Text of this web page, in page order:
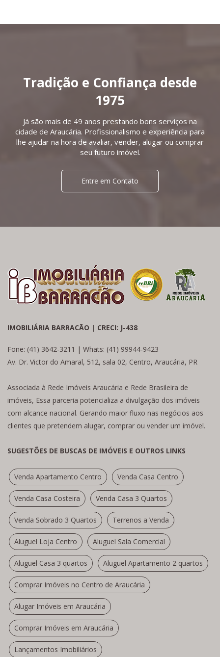
Tradição e Confiança desde
1975
Já são mais de 49 anos prestando bons serviços na
cidade de Araucária. Profissionalismo e experiência para
lhe ajudar na hora de avaliar, vender, alugar ou comprar
seu futuro imóvel.
Entre em Contato
IMOBILIÁRIA BARRACÃO | CRECI: J-438
Fone: (41) 3642-3211 | Whats: (41) 99944-9423
Av. Dr. Victor do Amaral, 512, sala 02, Centro, Araucária, PR
Associada à Rede Imóveis Araucária e Rede Brasileira de
imóveis, Essa parceria potencializa a divulgação dos imóveis
com alcance nacional. Gerando maior fluxo nas negócios aos
clientes que pretendem alugar, comprar ou vender um imóvel.
SUGESTÕES DE BUSCAS DE IMÓVEIS E OUTROS LINKS
Venda Apartamento Centro Venda Casa Centro
Venda Casa Costeira Venda Casa 3 Quartos
Venda Sobrado 3 Quartos Terrenos a Venda
Aluguel Loja Centro Aluguel Sala Comercial
Aluguel Casa 3 quartos Aluguel Apartamento 2 quartos
Comprar Imóveis no Centro de Araucária
Alugar Imóveis em Araucária
Comprar Imóveis em Araucária
Lançamentos Imobiliários